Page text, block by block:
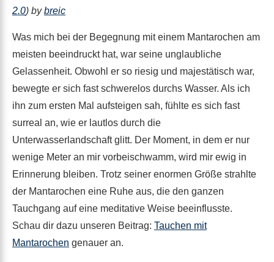
2.0) bybreic
Was mich bei der Begegnung mit einem Mantarochen am
meisten beeindruckt hat, war seine unglaubliche
Gelassenheit. Obwohl er so riesig und majestätisch war,
bewegte er sich fast schwerelos durchs Wasser. Als ich
ihn zum ersten Mal aufsteigen sah, fühlte es sich fast
surreal an, wie er lautlos durch die
Unterwasserlandschaft glitt. Der Moment, in dem er nur
wenige Meter an mir vorbeischwamm, wird mir ewig in
Erinnerung bleiben. Trotz seiner enormen Größe strahlte
der Mantarochen eine Ruhe aus, die den ganzen
Tauchgang auf eine meditative Weise beeinflusste.
Schau dir dazu unseren Beitrag: Tauchen mit
Mantarochen genauer an.